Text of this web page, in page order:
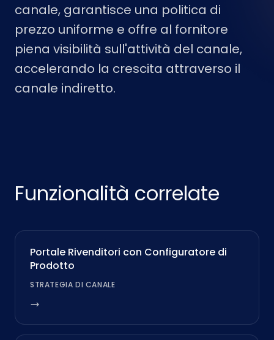
canale, garantisce una politica di
prezzo uniforme e offre al fornitore
piena visibilità sull'attività del canale,
accelerando la crescita attraverso il
canale indiretto.
Funzionalità correlate
Portale Rivenditori con Configuratore di
Prodotto
STRATEGIA DI CANALE